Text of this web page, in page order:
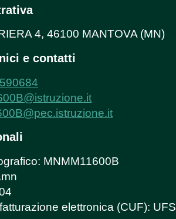
4, 46100 MANTOVA (MN)
e contatti
MNMM11600B
elettronica (CUF):